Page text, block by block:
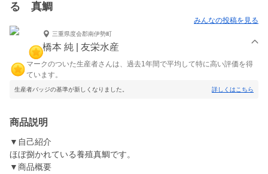
る 真鯛
みんなの投稿を見る
三重県度会郡南伊勢町
橋本 純 | 友栄水産
マークのついた生産者さんは、過去1年間で平均して特に高い評価を得
ています。
生産者バッジの基準が新しくなりました。 詳しくはこちら
商品説明
▼自己紹介
ほぼ捌かれている養殖真鯛です。
▼商品概要